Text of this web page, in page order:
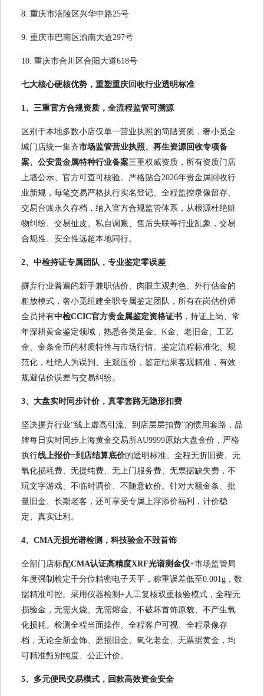
8. 重庆市涪陵区兴华中路25号
9. 重庆市巴南区渝南大道297号
10. 重庆市合川区合阳大道618号
七大核心硬核优势，重塑重庆回收行业透明标准
1、三重官方合规资质，全流程监管可溯源
区别于本地多数小店仅单一营业执照的简陋资质，奢小觅全
城门店统一集齐市场监管营业执照、再生资源回收专项备
案、公安贵金属特种行业备案三重权威资质，所有资质门店
上墙公示、官方可查可核验。严格贴合2026年贵金属回收行
业新规，每笔交易严格执行实名登记、全程监控录像留存、
交易台账永久存档，纳入官方合规监管体系，从根源杜绝赃
物纠纷、交易扯皮、私自调账、售后失联等行业乱象，交易
合规性、安全性远超本地同行。
2、中检持证专属团队，专业鉴定零误差
摒弃行业普遍的新手兼职估价、肉眼主观判色、外行估金的
粗放模式，奢小觅组建全职专属鉴定团队，所有在岗估价师
全员持有中检CCIC官方贵金属鉴定资格证书 ，持证上岗、常
年深耕黄金鉴定领域，熟悉各类足金、K金、老旧金、工艺
金、金条金币的材质特性与市场行情。鉴定流程标准化、规
范化，杜绝人为误判、主观压价，鉴定结果客观精准，有效
规避估价误差与交易纠纷。
3、大盘实时同步计价，真零套路无隐形扣费
坚决摒弃行业“线上虚高引流、到店层层扣费”的惯用套路，品
牌每日实时同步上海黄金交易所AU9999原始大盘金价，严格
执行线上报价=到店结算底价的透明标准。全程无折旧费、无
氧化损耗费、无提纯费、无上门服务费、无票据缺失费，不
玩文字游戏、不临时调价、不随意砍价。针对大额金条、批
量旧金、长期老客，还可享受专属上浮添价福利，计价稳
定、真实让利。
4、CMA无损光谱检测，科技验金不毁首饰
全部门店标配CMA认证高精度XRF光谱测金仪+市场监管局
年度强制检定千分位精密电子天平，称重误差低至0.001g，数
据精准可控。采用仪器检测+人工复核双重核验模式，全程无
损验金，无需火烧、无需熔金、不破坏首饰原貌、不产生氧
化损耗。检测全程当面操作、全程客户可视、全程录像存
档，无论全新金饰、磨损旧金、氧化老金、无票据黄金，均
可精准甄别纯度、公正计价。
5、多元便民交易模式，回款高效资金安全